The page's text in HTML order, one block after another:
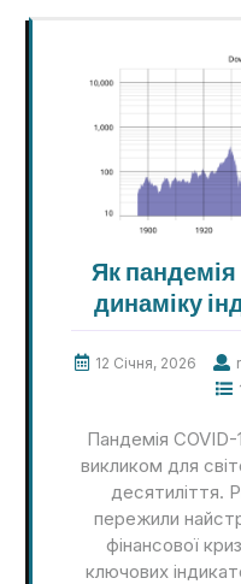
Як пандемія
динаміку
12 Січня, 2026
Пандемія
викликом для
десятиліття.
пережили
фінансової
ключових